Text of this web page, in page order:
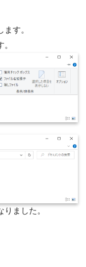
す。
ました。